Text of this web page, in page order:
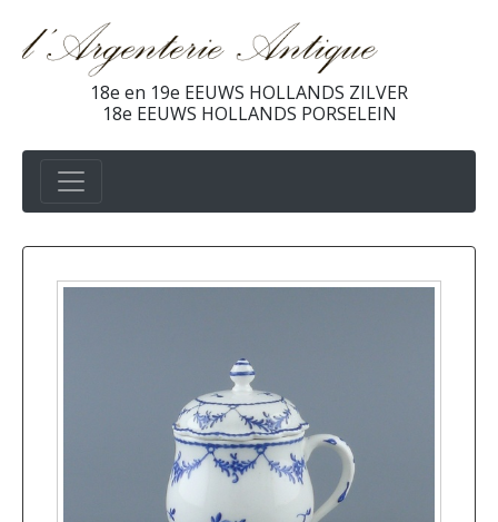
18e en 19e EEUWS HOLLANDS ZILVER
18e EEUWS HOLLANDS PORSELEIN